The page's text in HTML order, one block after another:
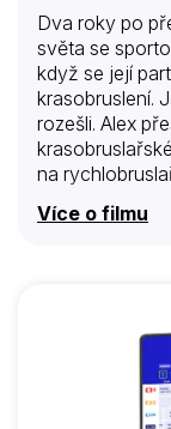
Dva roky po
světa se
když se její
krasobruslení.
rozešli. Alex
na
McKinsey.
dostat. Na
Wana s
že jejím
odmítne. A
Více o filmu